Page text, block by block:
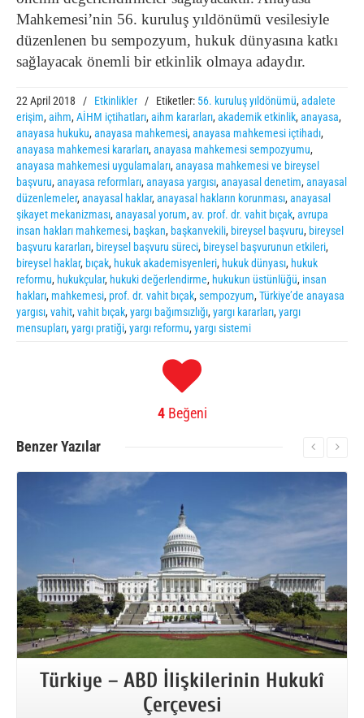
Mahkemesi’nin 56. kuruluş yıldönümü vesilesiyle
düzenlenen bu sempozyum, hukuk dünyasına katkı
sağlayacak önemli bir etkinlik olmaya adaydır.
22 April 2018 / Etkinlikler / Etiketler: 56. kuruluş yıldönümü, adalete
erişim, aihm, AİHM içtihatları, aihm kararları, akademik etkinlik, anayasa,
anayasa hukuku, anayasa mahkemesi, anayasa mahkemesi içtihadı,
anayasa mahkemesi kararları, anayasa mahkemesi sempozyumu,
anayasa mahkemesi uygulamaları, anayasa mahkemesi ve bireysel
başvuru, anayasa reformları, anayasa yargısı, anayasal denetim, anayasal
düzenlemeler, anayasal haklar, anayasal hakların korunması, anayasal
şikayet mekanizması, anayasal yorum, av. prof. dr. vahit bıçak, avrupa
insan hakları mahkemesi, başkan, başkanvekili, bireysel başvuru, bireysel
başvuru kararları, bireysel başvuru süreci, bireysel başvurunun etkileri,
bireysel haklar, bıçak, hukuk akademisyenleri, hukuk dünyası, hukuk
reformu, hukukçular, hukuki değerlendirme, hukukun üstünlüğü, insan
hakları, mahkemesi, prof. dr. vahit bıçak, sempozyum, Türkiye’de anayasa
yargısı, vahit, vahit bıçak, yargı bağımsızlığı, yargı kararları, yargı
mensupları, yargı pratiği, yargı reformu, yargı sistemi
4Beğeni
BenzerYazılar
More Information
Türkiye – ABD İlişkilerinin Hukukî
Çerçevesi